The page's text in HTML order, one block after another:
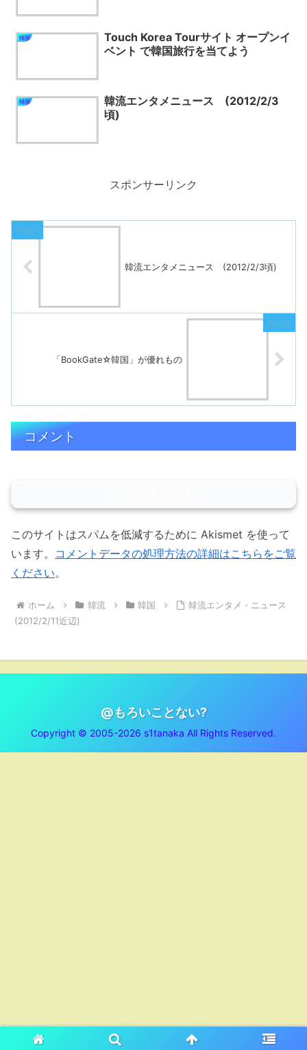
韓国
Touch Korea Tourサイト オープンイ
ベント で韓国旅行を当てよう
韓国
韓流エンタメニュース (2012/2/3
頃)
スポンサーリンク
韓流エンタメニュース (2012/2/3頃)
「BookGate☆韓国」が優れもの
コメント
このサイトはスパムを低減するために Akismet を使って
います。 コメントデータの処理方法の詳細はこちらをご覧
ください。
ホーム 韓流 韓国
韓流エンタメ・ニュース
(2012/2/11近辺)
@もろいことない?
Copyright © 2005-2026 s1tanaka All Rights Reserved.